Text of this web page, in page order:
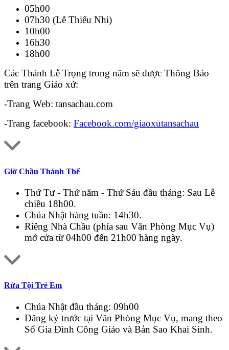
05h00
07h30 (Lễ Thiếu Nhi)
10h00
16h30
18h00
Các Thánh Lễ Trọng trong năm sẽ được Thông Báo
trên trang Giáo xứ:
-Trang Web: tansachau.com
-Trang facebook: Facebook.com/giaoxutansachau
Giờ Chầu Thánh Thể
Thứ Tư - Thứ năm - Thứ Sáu đầu tháng: Sau Lễ
chiều 18h00.
Chúa Nhật hàng tuần: 14h30.
Riêng Nhà Chầu (phía sau Văn Phòng Mục Vụ)
mở cửa từ 04h00 đến 21h00 hàng ngày.
Rửa Tội Trẻ Em
Chúa Nhật đầu tháng: 09h00
Đăng ký trước tại Văn Phòng Mục Vụ, mang theo
Sổ Gia Đình Công Giáo và Bản Sao Khai Sinh.